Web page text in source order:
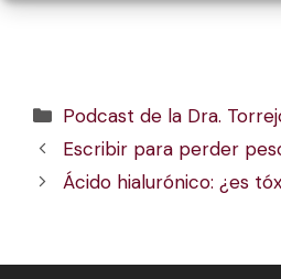
Categorías
Podcast de la Dra.
Escribir para perder
Ácido hialurónico: ¿es